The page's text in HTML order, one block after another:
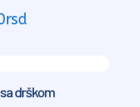
rsd
drškom